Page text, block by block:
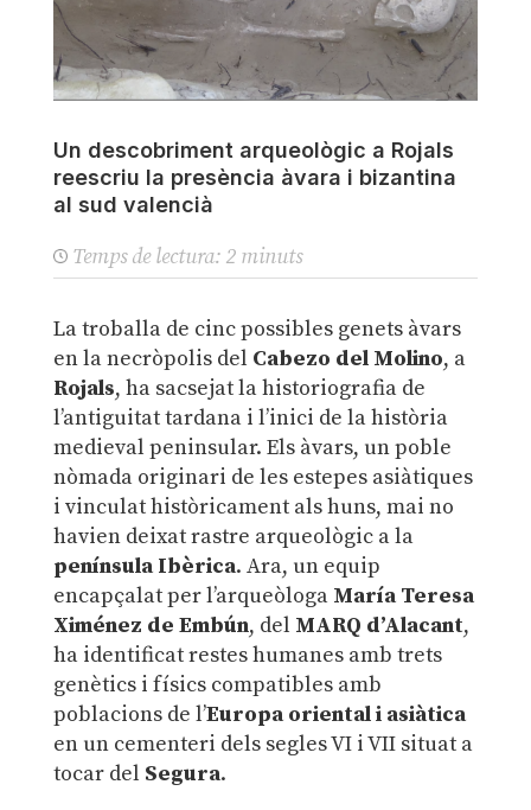
Un descobriment arqueològic a Rojals
reescriu la presència àvara i bizantina
al sud valencià
Temps de lectura: 2 minuts
La troballa de cinc possibles genets àvars
en la necròpolis del Cabezo del Molino, a
Rojals, ha sacsejat la historiografia de
l’antiguitat tardana i l’inici de la història
medieval peninsular. Els àvars, un poble
nòmada originari de les estepes asiàtiques
i vinculat històricament als huns, mai no
havien deixat rastre arqueològic a la
península Ibèrica. Ara, un equip
encapçalat per l’arqueòloga María Teresa
Ximénez de Embún, del MARQ d’Alacant,
ha identificat restes humanes amb trets
genètics i físics compatibles amb
poblacions de l’Europa oriental i asiàtica
en un cementeri dels segles VI i VII situat a
tocar del Segura.